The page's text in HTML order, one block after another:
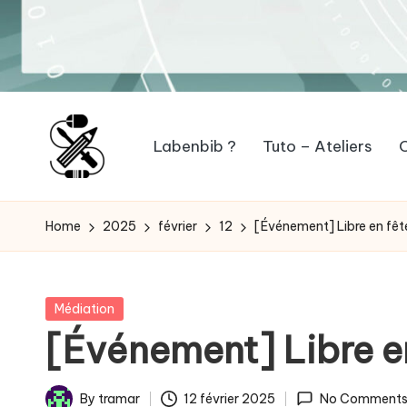
L
a
e
n
ce
que
et
Fablab
peuvent
Labenbib ? Tuto – Ateliers
Home 2025 février 12 [Événement] Libre en
Posted
in
Médiation
[Événement] Libre
By tramar 12 février 2025 No Comments